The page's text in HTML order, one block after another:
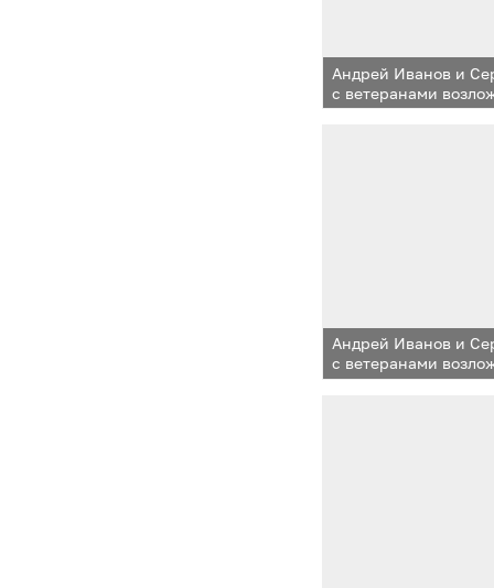
Андрей Иванов и
с ветеранами
к мемориалу в
Андрей Иванов и
с ветеранами
к мемориалу в